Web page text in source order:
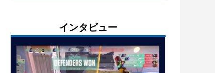
インタビュー